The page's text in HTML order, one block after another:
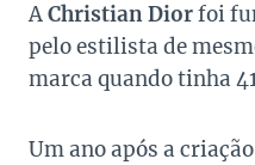
AChristian Diorfoi
pelo estilista de
marca quando tinha
Um ano após a